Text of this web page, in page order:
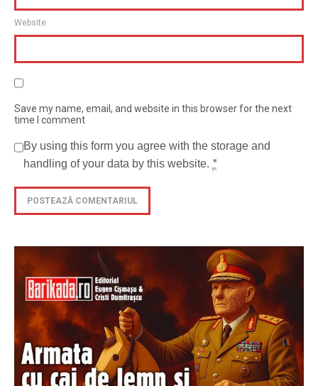
Website
Save my name, email, and website in this browser for the next
time I comment
By using this form you agree with the storage and
handling of your data by this website. *